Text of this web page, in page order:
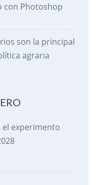
con Photoshop
son la principal
agraria
el experimento